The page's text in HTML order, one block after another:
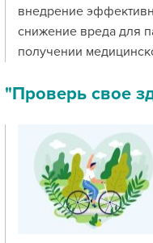
внедрение
снижение вреда для
получении
"Проверь свое